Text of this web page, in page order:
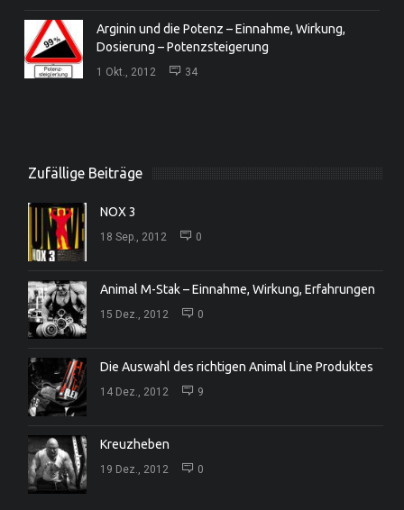
Arginin und die Potenz – Einnahme, Wirkung,
Dosierung – Potenzsteigerung
1 Okt., 2012 34
Zufällige Beiträge
NOX 3
18 Sep., 2012 0
Animal M-Stak – Einnahme, Wirkung, Erfahrungen
15 Dez., 2012 0
Die Auswahl des richtigen Animal Line Produktes
14 Dez., 2012 9
Kreuzheben
19 Dez., 2012 0